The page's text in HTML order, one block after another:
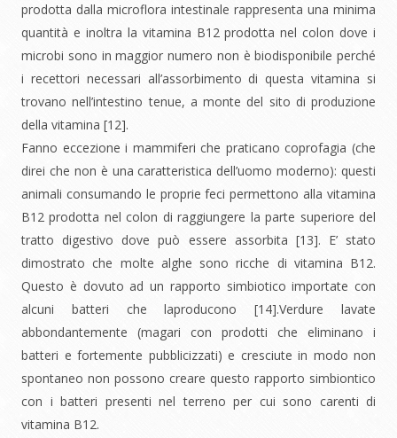
prodotta dalla microflora intestinale rappresenta una minima
quantità e inoltra la vitamina B12 prodotta nel colon dove i
microbi sono in maggior numero non è biodisponibile perché
i recettori necessari all’assorbimento di questa vitamina si
trovano nell’intestino tenue, a monte del sito di produzione
della vitamina [12].
Fanno eccezione i mammiferi che praticano coprofagia (che
direi che non è una caratteristica dell’uomo moderno): questi
animali consumando le proprie feci permettono alla vitamina
B12 prodotta nel colon di raggiungere la parte superiore del
tratto digestivo dove può essere assorbita [13]. E’ stato
dimostrato che molte alghe sono ricche di vitamina B12.
Questo è dovuto ad un rapporto simbiotico importate con
alcuni batteri che laproducono [14].Verdure lavate
abbondantemente (magari con prodotti che eliminano i
batteri e fortemente pubblicizzati) e cresciute in modo non
spontaneo non possono creare questo rapporto simbiontico
con i batteri presenti nel terreno per cui sono carenti di
vitamina B12.